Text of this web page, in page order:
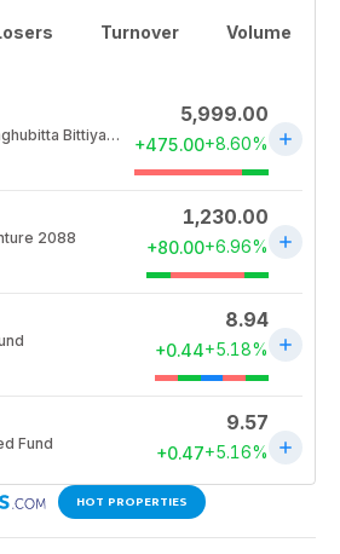
HOT PROPERTIES